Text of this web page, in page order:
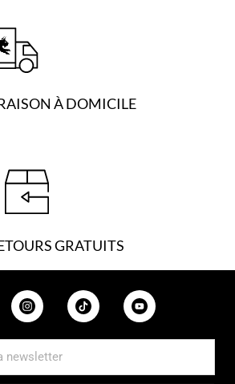
À DOMICILE
GRATUITS